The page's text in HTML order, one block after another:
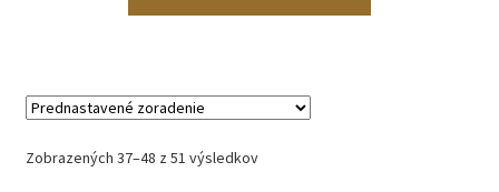
Zobrazených 37–48 z 51 výsledkov